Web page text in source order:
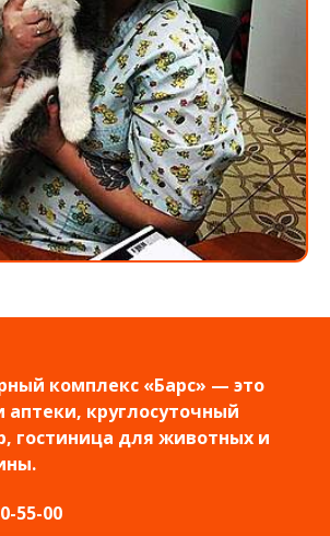
комплекс «Барс» — это
аптеки, круглосуточный
гостиница для животных и
55-00